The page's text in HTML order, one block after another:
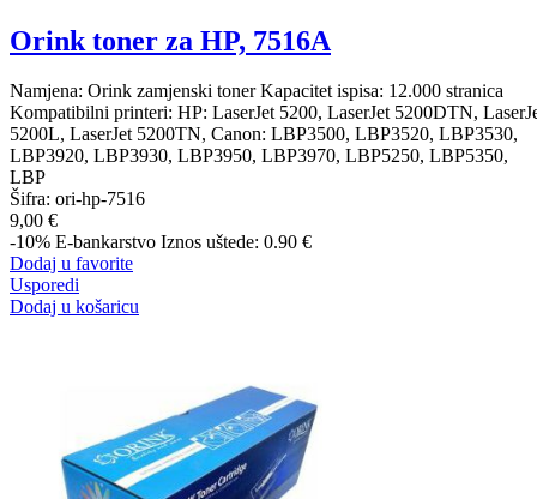
Orink toner za HP, 7516A
Namjena: Orink zamjenski toner Kapacitet ispisa: 12.000 stranica
Kompatibilni printeri: HP: LaserJet 5200, LaserJet 5200DTN,
5200L, LaserJet 5200TN, Canon: LBP3500, LBP3520, LBP3530,
LBP3920, LBP3930, LBP3950, LBP3970, LBP5250, LBP5350,
LBP
Šifra: ori-hp-7516
9,00 €
-10% E-bankarstvo Iznos uštede: 0.90 €
Dodaj u favorite
Usporedi
Dodaj u košaricu